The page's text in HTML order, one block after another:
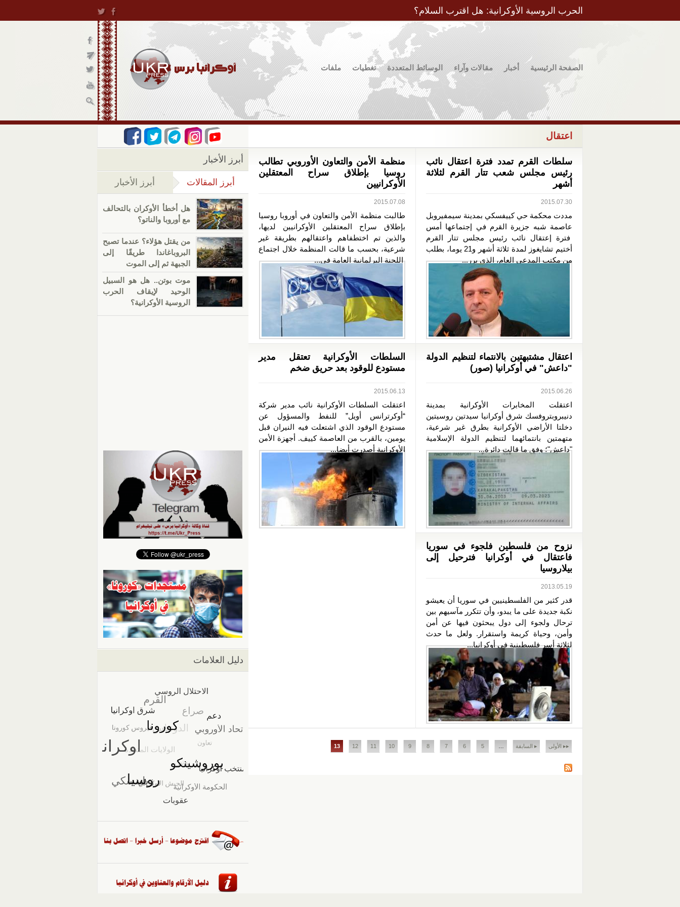
الحرب الروسية الأوكرانية: هل اقترب السلام؟
الصفحة الرئيسية أخبار مقالات وآراء الوسائط المتعددة تغطيات ملفات
اعتقال
سلطات القرم تمدد فترة اعتقال نائب
رئيس مجلس شعب تتار القرم لثلاثة
أشهر
2015.07.30
مددت محكمة حي كييفسكي بمدينة سيمفيروبل
عاصمة شبه جزيرة القرم في إجتماعها أمس
فترة إعتقال نائب رئيس مجلس تتار القرم
أختيم تشايغوز لمدة ثلاثة أشهر و21 يوما، بطلب
من مكتب المدعي العام، الذي برر...
منظمة الأمن والتعاون الأوروبي تطالب
روسيا بإطلاق سراح المعتقلين
الأوكرانيين
2015.07.08
طالبت منظمة الأمن والتعاون في أوروبا روسيا
بإطلاق سراح المعتقلين الأوكرانيين لديها،
والذين تم اختطفاهم واعتقالهم بطريقة غير
شرعية، بحسب ما قالت المنظمة خلال اجتماع
اللجنة البرلمانية العامة في...
اعتقال مشتبهتين بالانتماء لتنظيم الدولة
"داعش" في أوكرانيا (صور)
2015.06.26
اعتقلت المخابرات الأوكرانية بمدينة
دنيبروبتروفسك شرق أوكرانيا سيدتين روسيتين
دخلتا الأراضي الأوكرانية بطرق غير شرعية،
متهمتين بانتمائهما لتنظيم الدولة الإسلامية
"داعش"؛ وفق ما قالت دائرة...
السلطات الأوكرانية تعتقل مدير
مستودع للوقود بعد حريق ضخم
2015.06.13
اعتقلت السلطات الأوكرانية نائب مدير شركة
“أوكرترانس أويل” للنفط والمسؤول عن
مستودع الوقود الذي اشتعلت فيه النيران قبل
يومين، بالقرب من العاصمة كييف. أجهزة الأمن
الأوكرانية أصدرت أيضا...
نزوح من فلسطين فلجوء في سوريا
فاعتقال في أوكرانيا فترحيل إلى
بيلاروسيا
2013.05.19
قدر كثير من الفلسطينيين في سوريا أن يعيشو
نكبة جديدة على ما يبدو، وأن تتكرر مآسيهم بين
ترحال ولجوء إلى دول يبحثون فيها عن أمن
وأمن، وحياة كريمة واستقرار. ولعل ما حدث
لثلاثة أسر فلسطينية في أوكرانيا...
الصفحات
▸▸ الأولى ▸ السابقة 5
6
7
8
9
10
11
12
13
أبرز الأخبار
أبرز المقالات (علامة التبويب النشطة)
أبرز الأخبار
هل أخطأ الأوكران بالتحالف
مع أوروبا والناتو؟
من يقتل هؤلاء؟ عندما تصبح
البروباغاندا طريقًا إلى
الجبهة ثم إلى الموت
موت بوتن.. هل هو السبيل
الوحيد لإيقاف الحرب
الروسية الأوكرانية؟
دليل العلامات